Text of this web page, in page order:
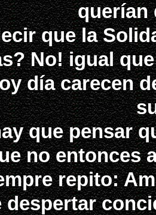
querían
que la
No! igual
día carecen
que pensar
no entonces
repito:
despertar